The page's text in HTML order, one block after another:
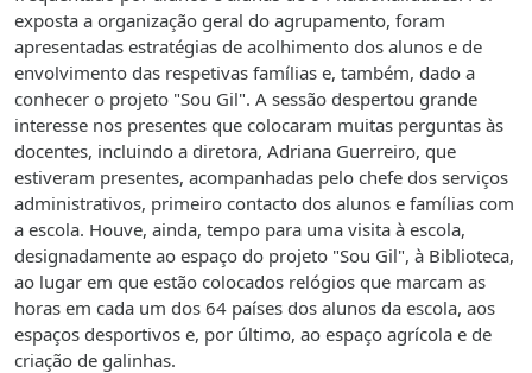
exposta a organização geral do agrupamento, foram
apresentadas estratégias de acolhimento dos alunos e de
envolvimento das respetivas famílias e, também, dado a
conhecer o projeto "Sou Gil". A sessão despertou grande
interesse nos presentes que colocaram muitas perguntas às
docentes, incluindo a diretora, Adriana Guerreiro, que
estiveram presentes, acompanhadas pelo chefe dos serviços
administrativos, primeiro contacto dos alunos e famílias com
a escola. Houve, ainda, tempo para uma visita à escola,
designadamente ao espaço do projeto "Sou Gil", à Biblioteca,
ao lugar em que estão colocados relógios que marcam as
horas em cada um dos 64 países dos alunos da escola, aos
espaços desportivos e, por último, ao espaço agrícola e de
criação de galinhas.